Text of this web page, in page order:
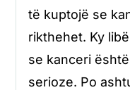
të kuptojë se
rikthehet. Ky
se kanceri
serioze. Po